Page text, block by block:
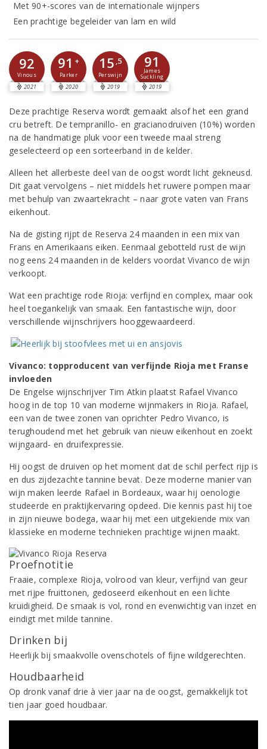
Met 90+-scores van de internationale wijnpers
Een prachtige begeleider van lam en wild
92
Vinous
2021
91 +
Parker
2020
15 ,5
Perswijn
2019
91
James
Suckling
2019
Deze prachtige Reserva wordt gemaakt alsof het een grand
cru betreft. De tempranillo- en gracianodruiven (10%) worden
na de handmatige pluk voor een tweede maal streng
geselecteerd op een sorteerband in de kelder.
Alleen het allerbeste deel van de oogst wordt licht gekneusd.
Dit gaat vervolgens – niet middels het ruwere pompen maar
met behulp van zwaartekracht – naar grote vaten van Frans
eikenhout.
Na de gisting rijpt de Reserva 24 maanden in een mix van
Frans en Amerikaans eiken. Eenmaal gebotteld rust de wijn
nog eens 24 maanden in de kelders voordat Vivanco de wijn
verkoopt.
Wat een prachtige rode Rioja: verfijnd en complex, maar ook
heel toegankelijk van smaak. Een fantastische wijn, door
verschillende wijnschrijvers hooggewaardeerd.
Vivanco: topproducent van verfijnde Rioja met Franse
invloeden
De Engelse wijnschrijver Tim Atkin plaatst Rafael Vivanco
hoog in de top 10 van moderne wijnmakers in Rioja. Rafael,
een van de twee zonen van oprichter Pedro Vivanco, is
terughoudend met het gebruik van nieuw eikenhout en zoekt
wijngaard- en druifexpressie.
Hij oogst de druiven op het moment dat de schil perfect rijp is
en dus zijdezachte tannine bevat. Deze moderne manier van
wijn maken leerde Rafael in Bordeaux, waar hij oenologie
studeerde en praktijkervaring opdeed. Die kennis past hij toe
in zijn nieuwe bodega, waar hij met een uitgekiende mix van
klassieke en moderne technieken prachtige wijnen maakt.
Proefnotitie
Fraaie, complexe Rioja, volrood van kleur, verfijnd van geur
met rijpe fruittonen, gedoseerd eikenhout en een lichte
kruidigheid. De smaak is vol, rond en evenwichtig van inzet en
eindigt met milde tannine.
Drinken bij
Heerlijk bij smaakvolle ovenschotels of fijne wildgerechten.
Houdbaarheid
Op dronk vanaf drie à vier jaar na de oogst, gemakkelijk tot
tien jaar goed houdbaar.